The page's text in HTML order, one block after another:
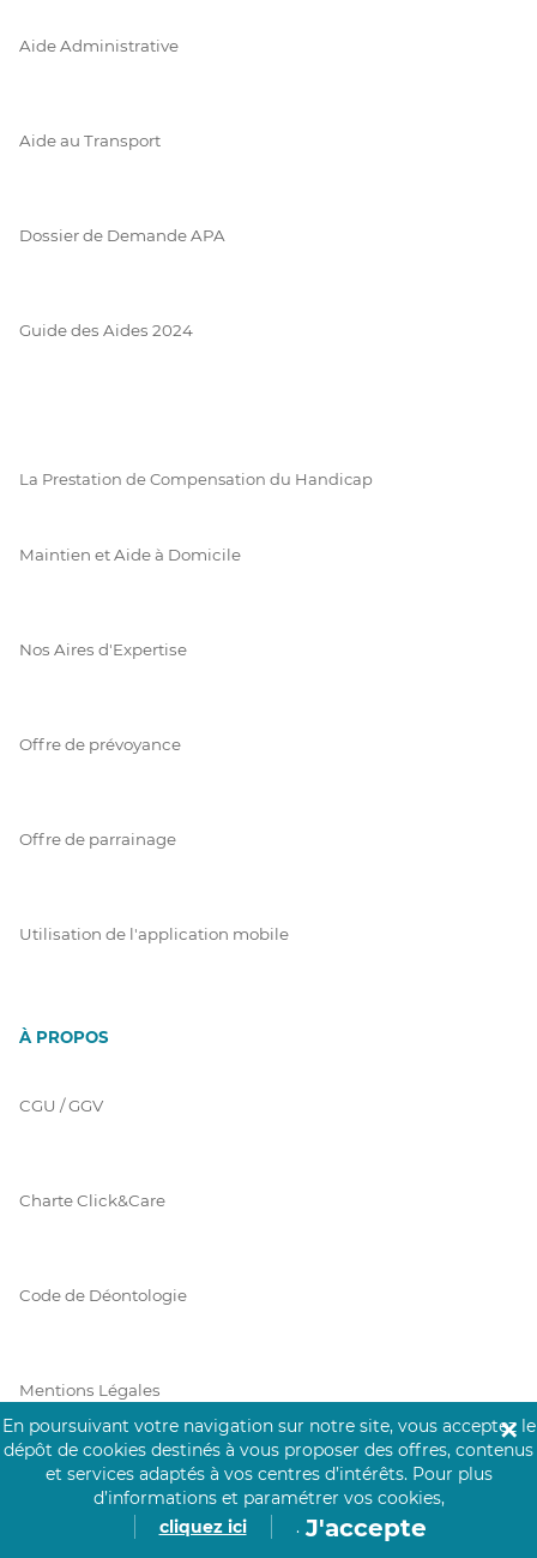
Aide Administrative
Aide au Transport
Dossier de Demande APA
Guide des Aides 2024
La Prestation de Compensation du Handicap
Maintien et Aide à Domicile
Nos Aires d'Expertise
Offre de prévoyance
Offre de parrainage
Utilisation de l'application mobile
À PROPOS
CGU / GGV
Charte Click&Care
Code de Déontologie
Mentions Légales
Prérequis Click&Care
En poursuivant votre navigation sur notre site, vous acceptez le
dépôt de cookies destinés à vous proposer des offres, contenus
et services adaptés à vos centres d’intérêts. Pour plus
d’informations et paramétrer vos cookies,
cliquez ici
. J'accepte
✕